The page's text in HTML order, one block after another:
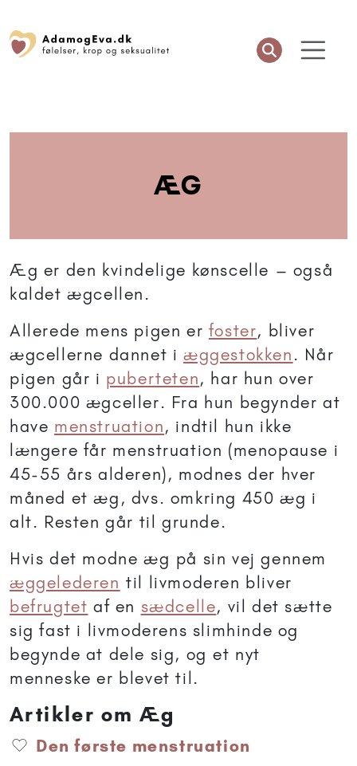
ÆG
Æg er den kvindelige kønscelle – også
kaldet ægcellen.
Allerede mens pigen er foster, bliver
ægcellerne dannet iæggestokken . Når
pigen går i puberteten, har hun over
300.000 ægceller. Fra hun begynder at
have menstruation, indtil hun ikke
længere får menstruation (menopause i
45-55 års alderen), modnes der hver
måned et æg, dvs. omkring 450 æg i
alt. Resten går til grunde.
Hvis det modne æg på sin vej gennem
æggelederen til livmoderen bliver
befrugtet af en sædcelle, vil det sætte
sig fast i livmoderens slimhinde og
begynde at dele sig, og et nyt
menneske er blevet til.
Artikler om Æg
Den første menstruation